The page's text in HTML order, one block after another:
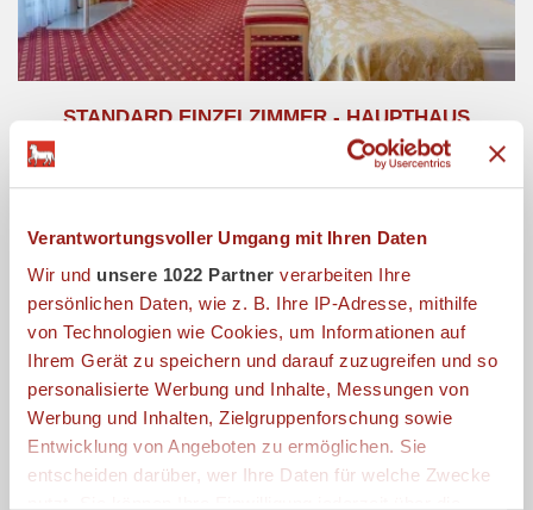
Verantwortungsvoller Umgang mit Ihren Daten
Wir und unsere 1022 Partner verarbeiten Ihre
persönlichen Daten, wie z. B. Ihre IP-Adresse, mithilfe
von Technologien wie Cookies, um Informationen auf
Ihrem Gerät zu speichern und darauf zuzugreifen und so
personalisierte Werbung und Inhalte, Messungen von
Werbung und Inhalten, Zielgruppenforschung sowie
Entwicklung von Angeboten zu ermöglichen. Sie
entscheiden darüber, wer Ihre Daten für welche Zwecke
STANDARD EINZELZIMMER - HAUPTHAUS
STANDARD DOPPELZIMMER - NEBENGEBÄUDE